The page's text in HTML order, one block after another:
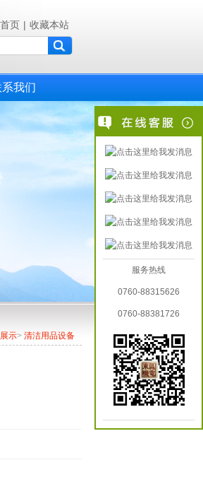
页 | 收藏本站
我们
示> 清洁用品设备
服务热线
0760-88315626
0760-88381726